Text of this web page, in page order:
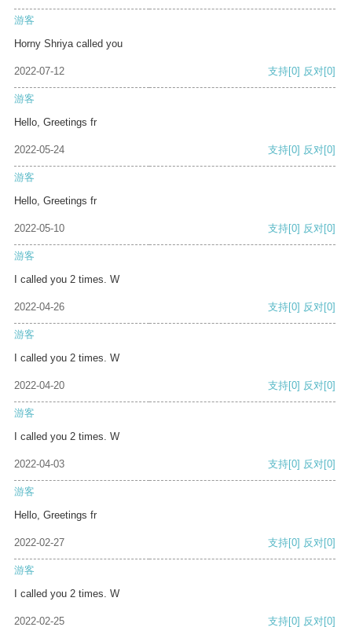
游客
Horny Shriya called you
2022-07-12 支持[0] 反对[0]
游客
Hello, Greetings fr
2022-05-24 支持[0] 反对[0]
游客
Hello, Greetings fr
2022-05-10 支持[0] 反对[0]
游客
I called you 2 times. W
2022-04-26 支持[0] 反对[0]
游客
I called you 2 times. W
2022-04-20 支持[0] 反对[0]
游客
I called you 2 times. W
2022-04-03 支持[0] 反对[0]
游客
Hello, Greetings fr
2022-02-27 支持[0] 反对[0]
游客
I called you 2 times. W
2022-02-25 支持[0] 反对[0]